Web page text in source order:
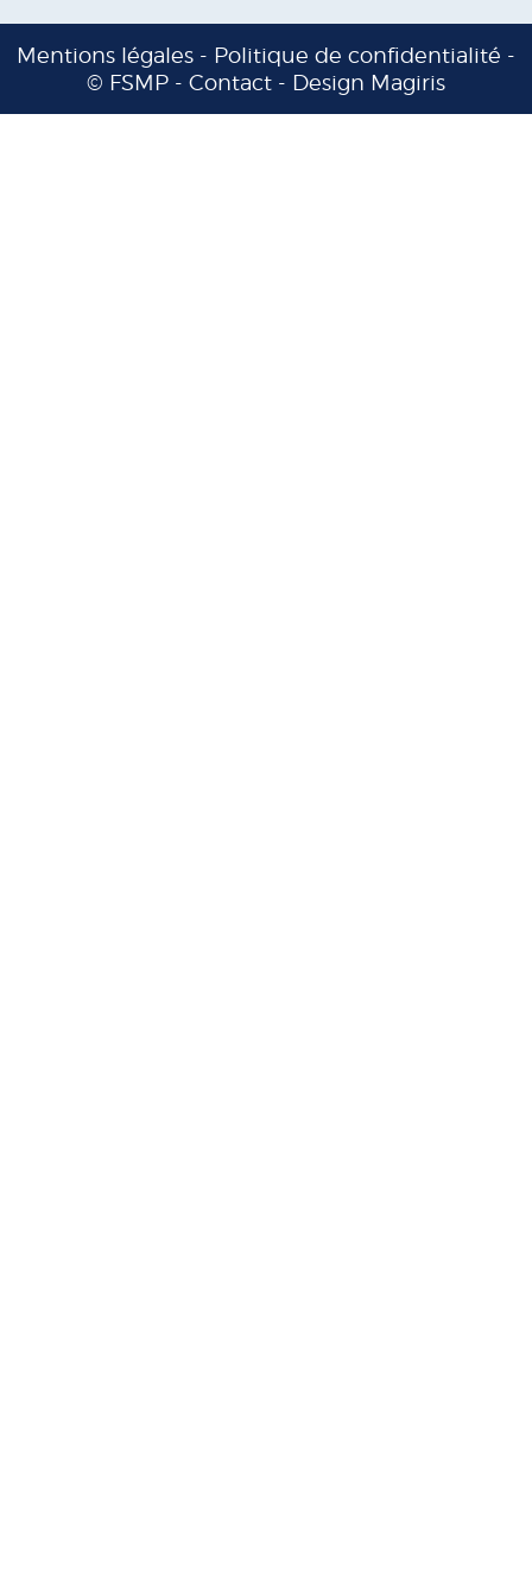
Mentions légales - Politique de confidentialité -
© FSMP - Contact - Design Magiris